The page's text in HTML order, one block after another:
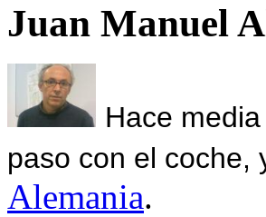
Juan Manuel
Hace
paso con el coche,
Alemania.